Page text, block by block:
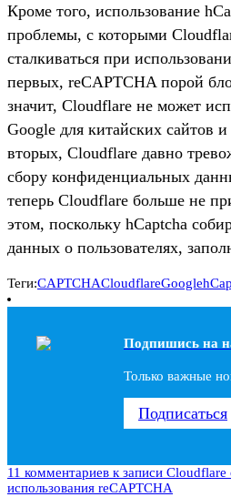
Кроме того, использование
проблемы, с которыми
сталкиваться при
первых, reCAPTCHA порой
значит, Cloudflare не может
Google для китайских сайтов
вторых, Cloudflare давно
сбору конфиденциальных
теперь Cloudflare больше не
этом, поскольку hCaptcha
данных о пользователях,
Теги:CAPTCHACloudflareGoogle
Подпишись на
Только важные
Подписаться
11 комментариев к записи Cloudflare
использования reCAPTCHA